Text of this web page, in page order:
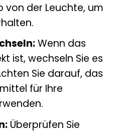
von der Leuchte, um
Wenn das
ist, wechseln Sie es
Sie darauf, das
für Ihre
Überprüfen Sie